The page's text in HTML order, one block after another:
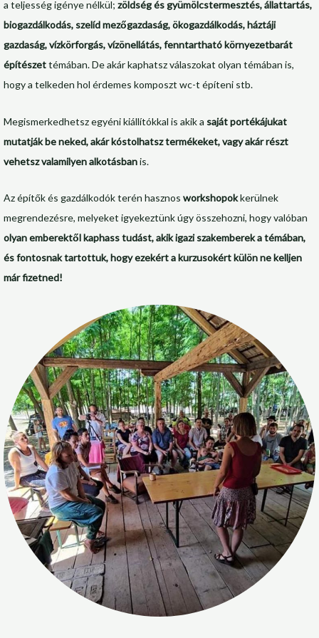
a teljesség igénye nélkül; zöldség és gyümölcstermesztés, állattartás,
biogazdálkodás, szelíd mezőgazdaság, ökogazdálkodás, háztáji
gazdaság, vízkörforgás, vízönellátás, fenntartható környezetbarát
építészettémában. De akár kaphatsz válaszokat olyan témában is,
hogy a telkeden hol érdemes komposzt wc-t építeni stb.
Megismerkedhetsz egyéni kiállítókkal is akik a saját portékájukat
mutatják be neked, akár kóstolhatsz termékeket, vagy akár részt
vehetsz valamilyen alkotásbanis.
Az építők és gazdálkodók terén hasznos workshopokkerülnek
megrendezésre, melyeket igyekeztünk úgy összehozni, hogy valóban
olyan emberektől kaphass tudást, akik igazi szakemberek a témában,
és fontosnak tartottuk, hogy ezekért a kurzusokért külön ne kelljen
már fizetned!